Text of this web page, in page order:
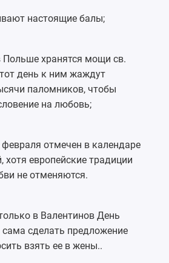
настоящие балы;
Польше хранятся мощи св.
день к ним жаждут
паломников, чтобы
на любовь;
отмечен в календаре
хотя европейские традиции
не отменяются.
в Валентинов День
сделать предложение
взять ее в жены..